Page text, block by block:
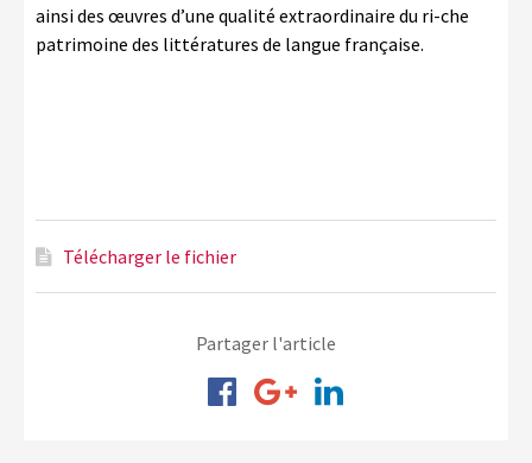
ainsi des œuvres d’une qualité extraordinaire du ri-che
patrimoine des littératures de langue française.
Télécharger le fichier
Partager l'article